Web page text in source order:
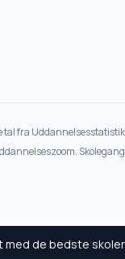
tal fra
de bedste